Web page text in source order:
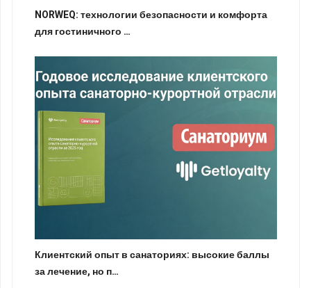
NORWEQ: технологии безопасности и комфорта
для гостиничного …
Клиентский опыт в санаториях: высокие баллы
за лечение, но п…